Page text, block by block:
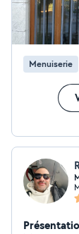
Menuiserie